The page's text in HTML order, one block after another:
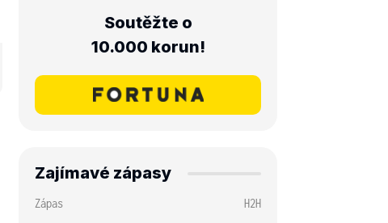
Soutěžte o
10.000 korun!
Zajímavé zápasy
Zápas
H2H